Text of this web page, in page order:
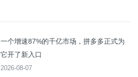
一个增速87%的千亿市场，拼多多正式为
它开了新入口
2026-08-07